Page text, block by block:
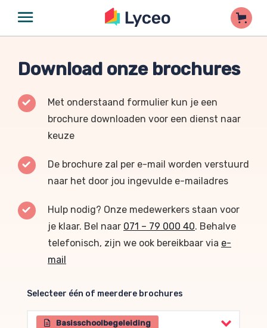
Download onze brochures
Met onderstaand formulier kun je een
brochure downloaden voor een dienst naar
keuze
De brochure zal per e-mail worden verstuurd
naar het door jou ingevulde e-mailadres
Hulp nodig? Onze medewerkers staan voor
je klaar. Bel naar 071 – 79 000 40. Behalve
telefonisch, zijn we ook bereikbaar via e-
mail
Selecteer één of meerdere brochures
Selecteer één of meerdere brochures
Basisschoolbegeleiding